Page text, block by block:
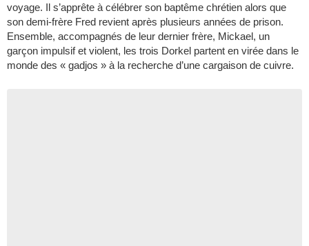
voyage. Il s’apprête à célébrer son baptême chrétien alors que
son demi-frère Fred revient après plusieurs années de prison.
Ensemble, accompagnés de leur dernier frère, Mickael, un
garçon impulsif et violent, les trois Dorkel partent en virée dans le
monde des « gadjos » à la recherche d’une cargaison de cuivre.